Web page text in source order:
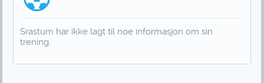
Srastum har ikke lagt til noe informasjon om sin
trening.